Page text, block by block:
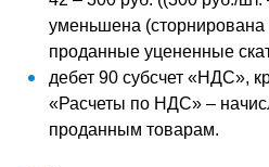
уменьшена (сторнирована
проданные уцененные
дебет 90 субсчет «НДС»,
«Расчеты по НДС» –
проданным товарам.